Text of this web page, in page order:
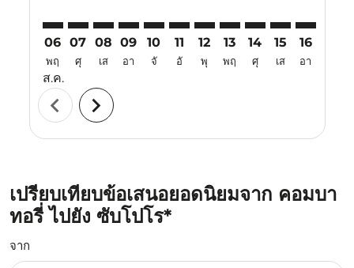
06
พฤ
ส.ค.
07
ศุ
08
เส
09
อา
10
จั
11
อั
12
พุ
13
พฤ
14
ศุ
15
เส
16
อา
chevron_left chevron_right
เปรียบเทียบข้อเสนอยอดนิยมจาก คอมบา
ทอรี่ ไปยัง ซับโปโร*
จาก